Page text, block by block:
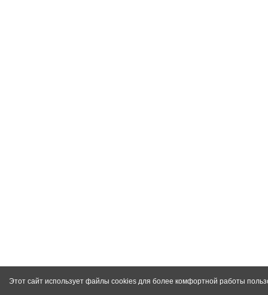
Этот сайт использует файлы cookies для более комфортной работы